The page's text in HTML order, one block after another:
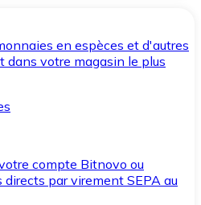
en espèces et d'autres
dans votre magasin le plus
compte Bitnovo ou
par virement SEPA au